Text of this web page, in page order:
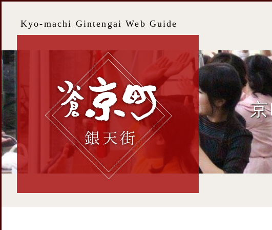
Kyo-machi Gintengai Web Guide